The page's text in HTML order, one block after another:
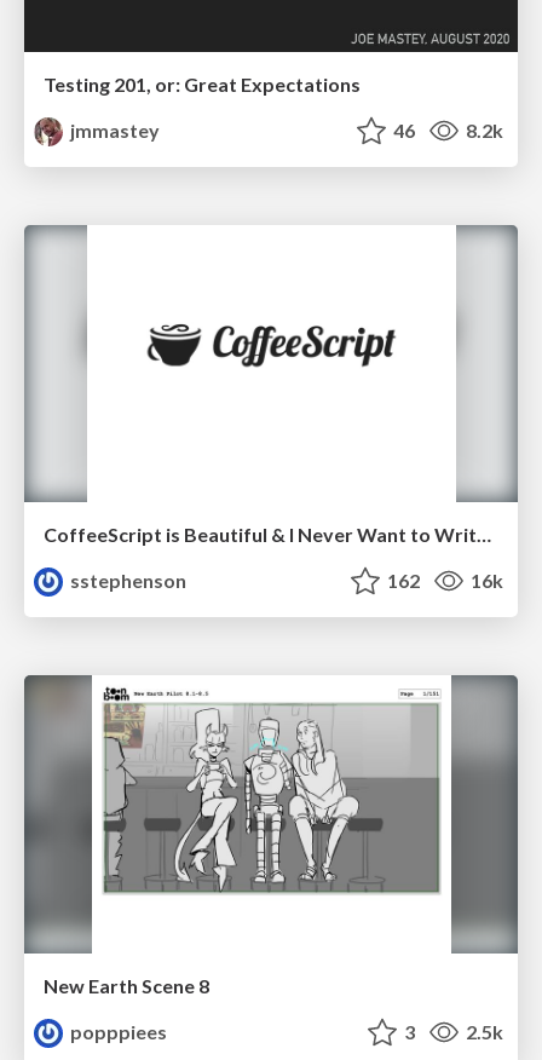
Testing 201, or: Great Expectations
jmmastey
46 8.2k
CoffeeScript is Beautiful & I Never Want to Write Plain JavaScript Again
sstephenson
162 16k
New Earth Scene 8
popppiees
3 2.5k